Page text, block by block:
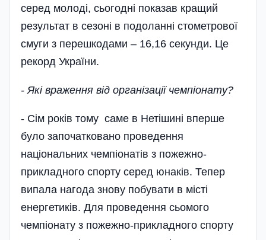
серед молоді, сьогодні показав кращий
результат в сезоні в подоланні стометрової
смуги з перешкодами – 16,16 секунди. Це
рекорд України.
- Які враження від організації чемпіонату?
- Сім років тому саме в Нетішині вперше
було започатковано проведення
національних чем­піонатів з пожежно-
прикладного спорту серед юнаків. Тепер
випала нагода знову побувати в місті
енергетиків. Для проведення сьомого
чемпіонату з пожежно-прикладного спорту